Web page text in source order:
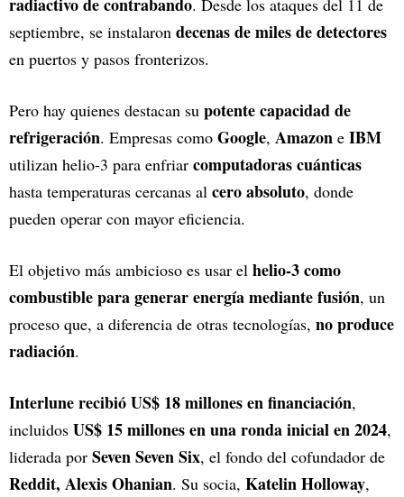
. Desde los ataques del 11 de
septiembre, se instalaron decenas de miles de detectores
en puertos y pasos fronterizos.
Pero hay quienes destacan su potente capacidad de
refrigeración. Empresas como Google, Amazon e IBM
utilizan helio-3 para enfriar computadoras cuánticas
hasta temperaturas cercanas al cero absoluto, donde
pueden operar con mayor eficiencia.
El objetivo más ambicioso es usar el helio-3 como
combustible para generar energía mediante fusión, un
proceso que, a diferencia de otras tecnologías, no produce
radiación.
Interlune recibió US$ 18 millones en financiación,
incluidos US$ 15 millones en una ronda inicial en 2024,
liderada por Seven Seven Six, el fondo del cofundador de
Reddit, Alexis Ohanian. Su socia, Katelin Holloway,